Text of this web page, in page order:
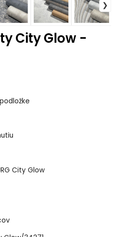
City Glow -
City Glow